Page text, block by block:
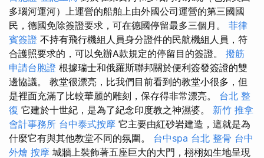
多瑙河運河）上運營的船舶上由外國公司運營的第三國國
民，德國免除簽證​​要求，可在德國停留最多三個月。 菲律
賓簽證 不持有飛行機組人員身分證件的民航機組人員，符
合護照要求的，可以免辦A款規定的停留目的簽證。 撥筋
申請台胞證 根據瑞士和俄羅斯聯邦關於便利簽發簽證的雙
邊協議。 教堂很漂亮，比我們目前看到的教堂小很多，但
是裡面充滿了比較華麗的雕刻，保存得非常漂亮。 台北 整
復 它建於十世紀，是為了紀念印度教之神濕婆。 新竹 推拿
會計事務所 台中泰式按摩 它主要由紅砂岩建造，這就是為
什麼它有與其他教堂不同的氛圍。 台中spa 台北 整骨 台中
外燴 按摩 城牆上裝飾著五座巨大的大門，栩栩如生地呈現